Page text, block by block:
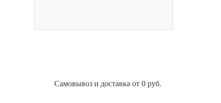
Самовывоз и доставка от 0 руб.